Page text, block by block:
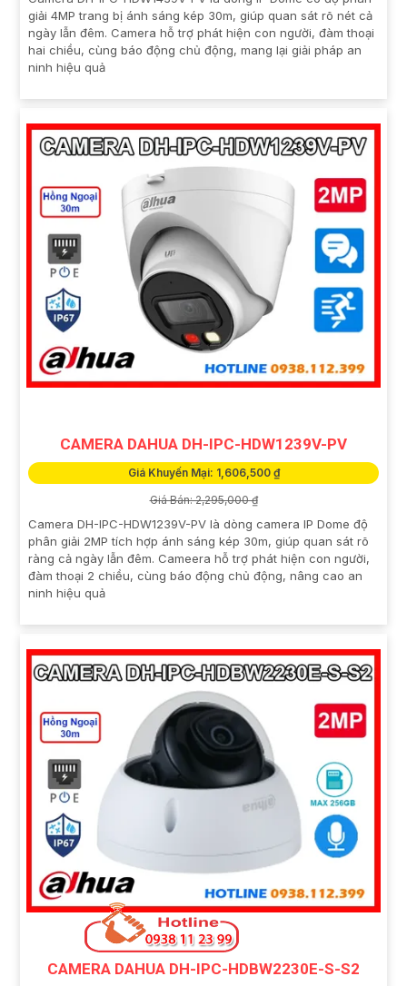
giải 4MP trang bị ánh sáng kép 30m, giúp quan sát rõ nét cả
ngày lẫn đêm. Camera hỗ trợ phát hiện con người, đàm thoại
hai chiều, cùng báo động chủ động, mang lại giải pháp an
ninh hiệu quả
CAMERA DAHUA DH-IPC-HDW1239V-PV
Giá Khuyến Mại: 1,606,500 ₫
Giá Bán: 2,295,000 ₫
Camera DH-IPC-HDW1239V-PV là dòng camera IP Dome độ
phân giải 2MP tích hợp ánh sáng kép 30m, giúp quan sát rõ
ràng cả ngày lẫn đêm. Cameera hỗ trợ phát hiện con người,
đàm thoại 2 chiều, cùng báo động chủ động, nâng cao an
ninh hiệu quả
CAMERA DAHUA DH-IPC-HDBW2230E-S-S2